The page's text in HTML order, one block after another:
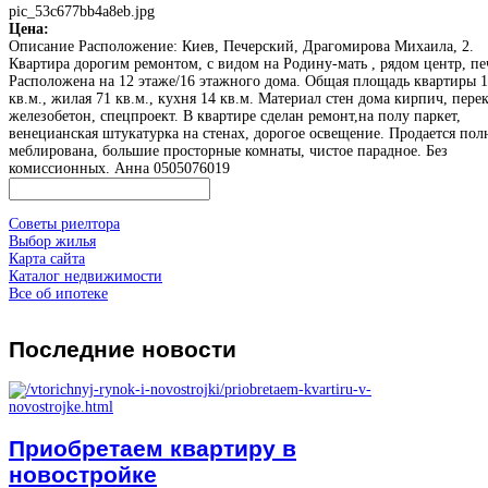
pic_53c677bb4a8eb.jpg
Цена:
Описание Расположение: Киев, Печерский, Драгомирова Михаила, 2.
Квартира дорогим ремонтом, с видом на Родину-мать , рядом центр,
Расположена на 12 этаже/16 этажного дома. Общая площадь квартиры
кв.м., жилая 71 кв.м., кухня 14 кв.м. Материал стен дома кирпич,
железобетон, спецпроект. В квартире сделан ремонт,на полу паркет,
венецианская штукатурка на стенах, дорогое освещение. Продается
меблирована, большие просторные комнаты, чистое парадное. Без
комиссионных. Анна 0505076019
Советы риелтора
Выбор жилья
Карта сайта
Каталог недвижимости
Все об ипотеке
Последние новости
Приобретаем квартиру в
новостройке